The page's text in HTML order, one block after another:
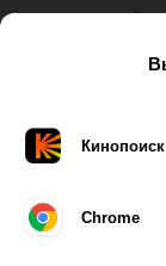
2
хорошие